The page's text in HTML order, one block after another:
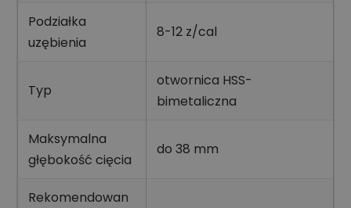
Podziałka
uzębienia
8-12 z/cal
Typ
otwornica HSS-
bimetaliczna
Maksymalna
głębokość cięcia
do 38 mm
Rekomendowan